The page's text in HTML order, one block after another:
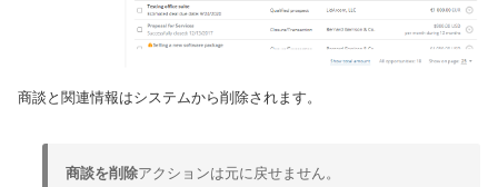
商談と関連情報はシステムから削除されます。
商談を削除アクションは元に戻せません。